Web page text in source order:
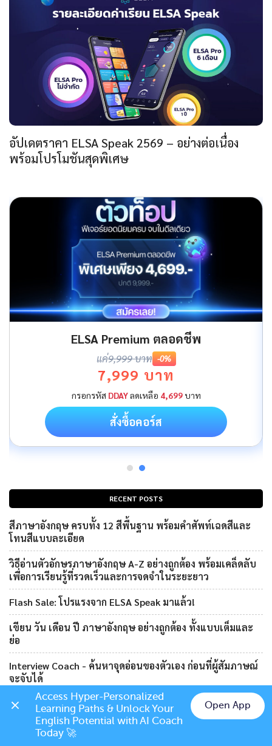
อัปเดตราคา ELSA Speak 2569 – อย่างต่อเนื่อง
พร้อมโปรโมชันสุดพิเศษ
RECENT POSTS
สีภาษาอังกฤษ ครบทั้ง 12 สีพื้นฐาน พร้อมคำศัพท์เฉดสีและ
โทนสีแบบละเอียด
วิธีอ่านตัวอักษรภาษาอังกฤษ A-Z อย่างถูกต้อง พร้อมเคล็ดลับ
เพื่อการเรียนรู้ที่รวดเร็วและการจดจำในระยะยาว
Flash Sale: โปรแรงจาก ELSA Speak มาแล้ว!
เขียน วัน เดือน ปี ภาษาอังกฤษ อย่างถูกต้อง ทั้งแบบเต็มและ
ย่อ
Interview Coach - ค้นหาจุดอ่อนของตัวเอง ก่อนที่ผู้สัมภาษณ์
จะจับได้
ELSA Premium ตลอดชีพ
แค่9,999 บาท -0%
7,999 บาท
กรอกรหัส DDAYลดเหลือ 4,699บาท
สั่งซื้อคอร์ส
Chat on LINE
Access Hyper-Personalized
Learning Paths & Unlock Your
English Potential with AI Coach
Today 🚀
Open App